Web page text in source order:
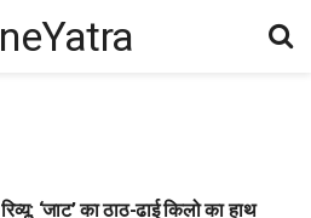
रिव्यू: ‘जाट’ का ठाठ-ढाई किलो का हाथ